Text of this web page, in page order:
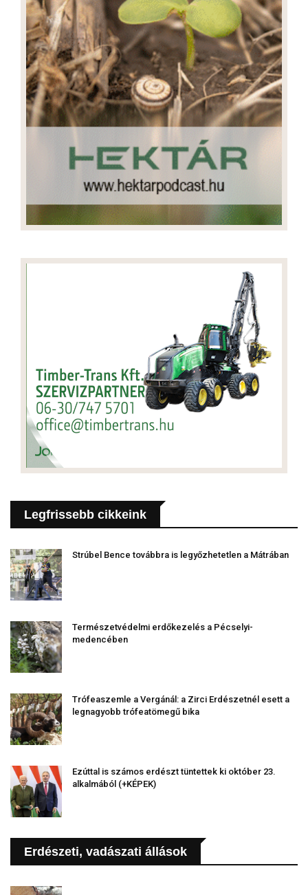
Legfrissebb cikkeink
Strúbel Bence továbbra is legyőzhetetlen a Mátrában
Természetvédelmi erdőkezelés a Pécselyi-
medencében
Trófeaszemle a Vergánál: a Zirci Erdészetnél esett a
legnagyobb trófeatömegű bika
Ezúttal is számos erdészt tüntettek ki október 23.
alkalmából (+KÉPEK)
Erdészeti, vadászati állások